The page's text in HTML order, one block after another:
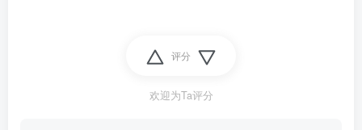
评分
欢迎为Ta评分